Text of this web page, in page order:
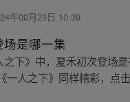
年09月23日 10:39
是哪一集
之下》中，夏禾初次登场
一人之下》同样精彩，点